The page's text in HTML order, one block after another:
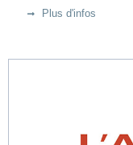
Plus d'infos